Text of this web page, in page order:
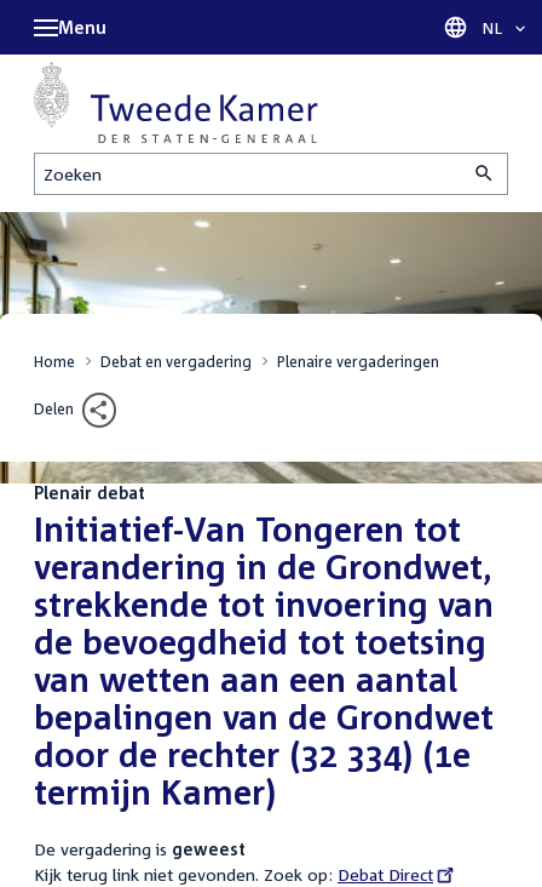
Zoeken
Menu Taal
NL
Home Debat en vergadering Plenaire vergaderingen
Delen
Plenair debat
:Initiatief-Van Tongeren tot
verandering in de Grondwet,
strekkende tot invoering van
de bevoegdheid tot toetsing
van wetten aan een aantal
bepalingen van de Grondwet
door de rechter (32 334) (1e
termijn Kamer)
De vergadering is geweest
Kijk terug link niet gevonden. Zoek op: External
Debat Direct